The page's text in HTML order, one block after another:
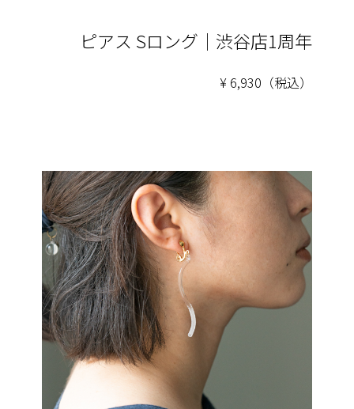
ピアス Sロング｜渋谷店1周年
¥ 6,930（税込）